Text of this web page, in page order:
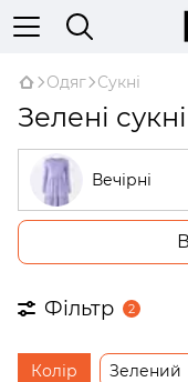
Одяг Сукні
Зелені
Вечірні
Великі
На запах
Фільтр 2
Колір Зелений